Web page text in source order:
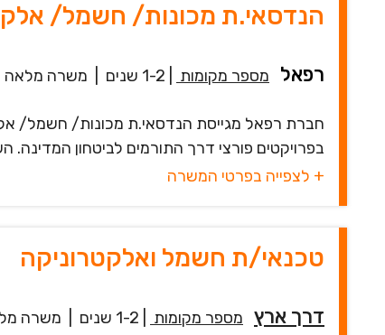
הנדסאי.ת מכונות/ חשמל/
רפאל מספר מקומות 1-2 שנים משרה מלאה
חברת רפאל מגייסת הנדסאי.ת מכונות/ חשמל/
בפרויקטים פורצי דרך התורמים לביטחון
+ לצפייה בפרטי המשרה
טכנאי/ת חשמל ואלקטרוניקה
דרך ארץ מספר מקומות 1-2 שנים משרה